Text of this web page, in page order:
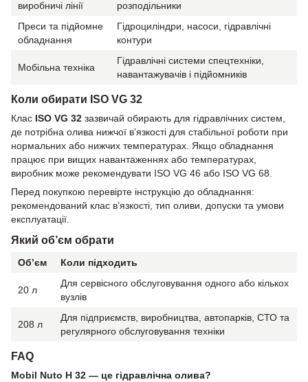
виробничі лінії
розподільники
Преси та підйомне
обладнання
Гідроциліндри, насоси, гідравлічні
контури
Мобільна техніка
Гідравлічні системи спецтехніки,
навантажувачів і підйомників
Коли обирати ISO VG 32
Клас ISO VG 32 зазвичай обирають для гідравлічних систем,
де потрібна олива нижчої в’язкості для стабільної роботи при
нормальних або нижчих температурах. Якщо обладнання
працює при вищих навантаженнях або температурах,
виробник може рекомендувати ISO VG 46 або ISO VG 68.
Перед покупкою перевірте інструкцію до обладнання:
рекомендований клас в’язкості, тип оливи, допуски та умови
експлуатації.
Який об’єм обрати
Об’єм Коли підходить
20 л
Для сервісного обслуговування одного або кількох
вузлів
208 л
Для підприємств, виробництва, автопарків, СТО та
регулярного обслуговування техніки
FAQ
Mobil Nuto H 32 — це гідравлічна олива?